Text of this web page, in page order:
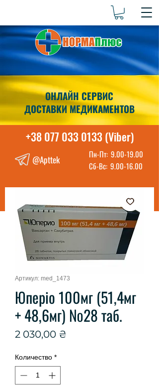
ОНЛАЙН СЕРВИС
ДОСТАВКИ МЕДИКАМЕНТОВ
+38 077 033 0133 (Viber)
@Apttek Пн-Пт: 9.00-19.00
Сб-Вс: 9.00-16.00
Артикул: med_1473
Юперіо 100мг (51,4мг
+ 48,6мг) №28 таб.
2 030,00 ₴
Количество *